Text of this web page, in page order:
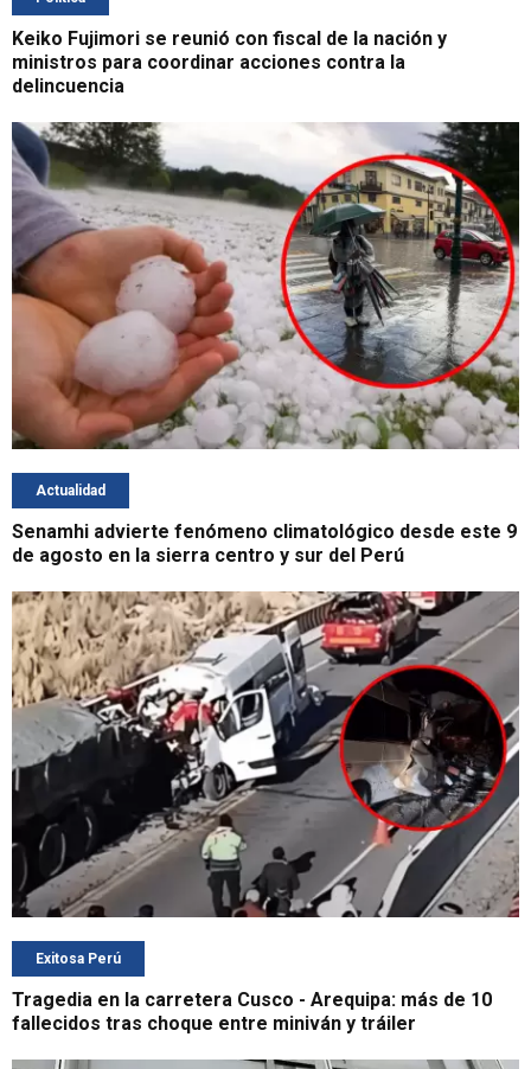
Keiko Fujimori se reunió con fiscal de la nación y
ministros para coordinar acciones contra la
delincuencia
Actualidad
Senamhi advierte fenómeno climatológico desde este 9
de agosto en la sierra centro y sur del Perú
Exitosa Perú
Tragedia en la carretera Cusco - Arequipa: más de 10
fallecidos tras choque entre miniván y tráiler